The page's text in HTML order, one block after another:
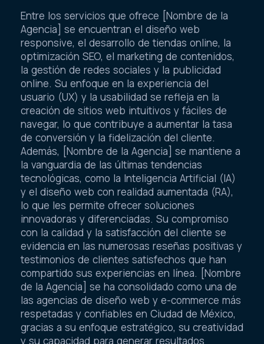
Entre los servicios que ofrece [Nombre de la
Agencia] se encuentran el diseño web
responsive, el desarrollo de tiendas online, la
optimización SEO, el marketing de contenidos,
la gestión de redes sociales y la publicidad
online. Su enfoque en la experiencia del
usuario (UX) y la usabilidad se refleja en la
creación de sitios web intuitivos y fáciles de
navegar, lo que contribuye a aumentar la tasa
de conversión y la fidelización del cliente.
Además, [Nombre de la Agencia] se mantiene a
la vanguardia de las últimas tendencias
tecnológicas, como la Inteligencia Artificial (IA)
y el diseño web con realidad aumentada (RA),
lo que les permite ofrecer soluciones
innovadoras y diferenciadas. Su compromiso
con la calidad y la satisfacción del cliente se
evidencia en las numerosas reseñas positivas y
testimonios de clientes satisfechos que han
compartido sus experiencias en línea. [Nombre
de la Agencia] se ha consolidado como una de
las agencias de diseño web y e-commerce más
respetadas y confiables en Ciudad de México,
gracias a su enfoque estratégico, su creatividad
y su capacidad para generar resultados